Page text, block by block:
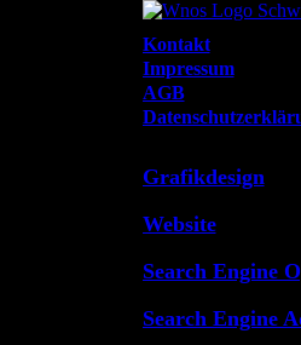
Kontakt
Impressum
AGB
Grafikdesign
Website
Search Engine
Search Engine